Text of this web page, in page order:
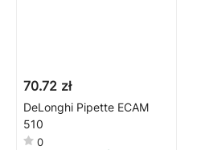
70.72 zł
DeLonghi Pipette ECAM
510
0